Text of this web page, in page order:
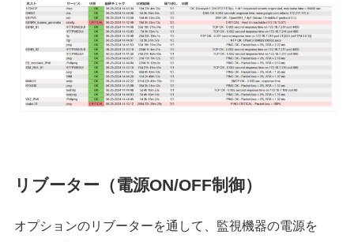
リブーター（電源ON/OFF制御）
オプションのリブーターを通して、監視機器の電源を